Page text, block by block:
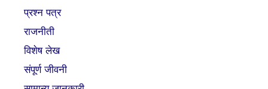
प्रश्न पत्र
राजनीती
विशेष लेख
संपूर्ण जीवनी